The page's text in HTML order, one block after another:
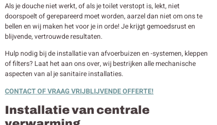
Als je douche niet werkt, of als je toilet verstopt is, lekt, niet
doorspoelt of gerepareerd moet worden, aarzel dan niet om ons te
bellen en wij maken het voor je in orde! Je krijgt gemoedsrust en
blijvende, vertrouwde resultaten.
Hulp nodig bij de installatie van afvoerbuizen en -systemen, kleppen
of filters? Laat het aan ons over, wij bestrijken alle mechanische
aspecten van al je sanitaire installaties.
CONTACT OF VRAAG VRIJBLIJVENDE OFFERTE!
Installatie van centrale